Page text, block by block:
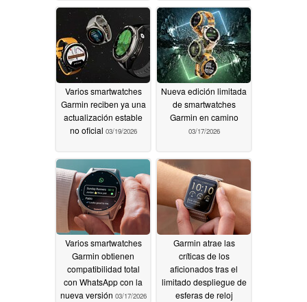
Varios smartwatches
Garmin reciben ya una
actualización estable
no oficial 03/19/2026
Nueva edición limitada
de smartwatches
Garmin en camino
03/17/2026
Varios smartwatches
Garmin obtienen
compatibilidad total
con WhatsApp con la
nueva versión 03/17/2026
Garmin atrae las
críticas de los
aficionados tras el
limitado despliegue de
esferas de reloj